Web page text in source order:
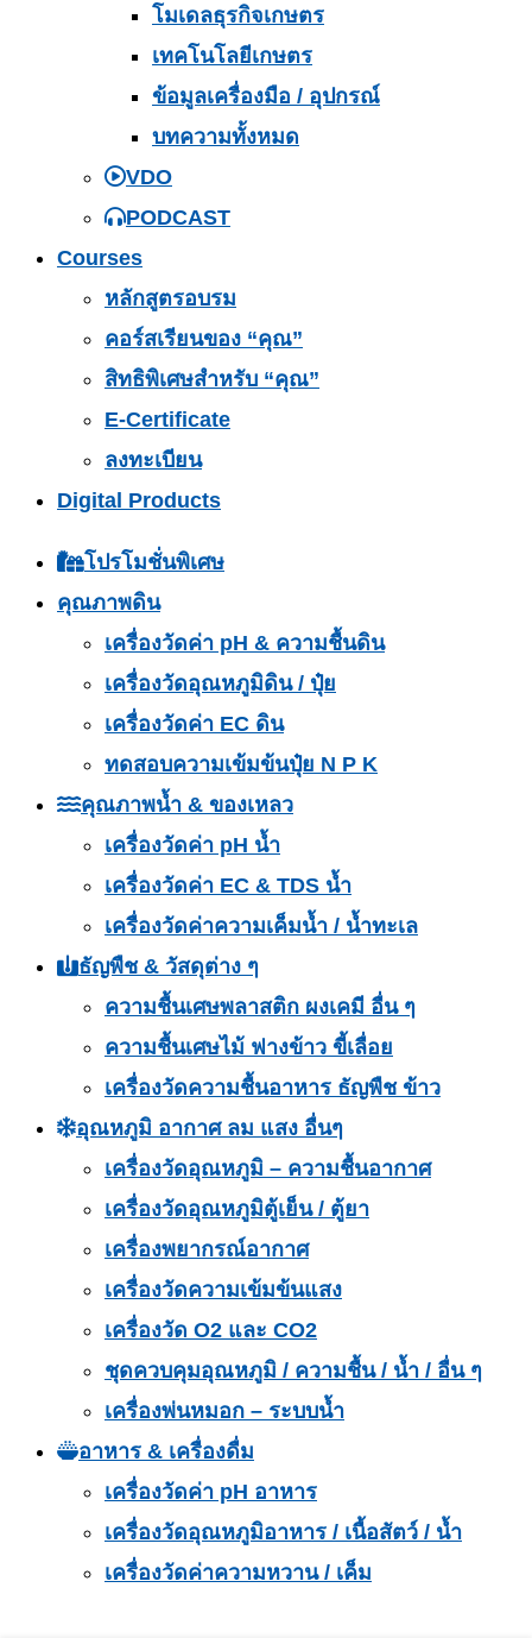
โมเดลธุรกิจเกษตร
เทคโนโลยีเกษตร
ข้อมูลเครื่องมือ / อุปกรณ์
บทความทั้งหมด
VDO
PODCAST
Courses
หลักสูตรอบรม
คอร์สเรียนของ “คุณ”
สิทธิพิเศษสำหรับ “คุณ”
E-Certificate
ลงทะเบียน
Digital Products
โปรโมชั่นพิเศษ
คุณภาพดิน
เครื่องวัดค่า pH & ความชื้นดิน
เครื่องวัดอุณหภูมิดิน / ปุ๋ย
เครื่องวัดค่า EC ดิน
ทดสอบความเข้มข้นปุ๋ย N P K
คุณภาพน้ำ & ของเหลว
เครื่องวัดค่า pH น้ำ
เครื่องวัดค่า EC & TDS น้ำ
เครื่องวัดค่าความเค็มน้ำ / น้ำทะเล
ธัญพืช & วัสดุต่าง ๆ
ความชื้นเศษพลาสติก ผงเคมี อื่น ๆ
ความชื้นเศษไม้ ฟางข้าว ขี้เลื่อย
เครื่องวัดความชื้นอาหาร ธัญพืช ข้าว
อุณหภูมิ อากาศ ลม แสง อื่นๆ
เครื่องวัดอุณหภูมิ – ความชื้นอากาศ
เครื่องวัดอุณหภูมิตู้เย็น / ตู้ยา
เครื่องพยากรณ์อากาศ
เครื่องวัดความเข้มข้นแสง
เครื่องวัด O2 และ CO2
ชุดควบคุมอุณหภูมิ / ความชื้น / น้ำ / อื่น ๆ
เครื่องพ่นหมอก – ระบบน้ำ
อาหาร & เครื่องดื่ม
เครื่องวัดค่า pH อาหาร
เครื่องวัดอุณหภูมิอาหาร / เนื้อสัตว์ / น้ำ
เครื่องวัดค่าความหวาน / เค็ม